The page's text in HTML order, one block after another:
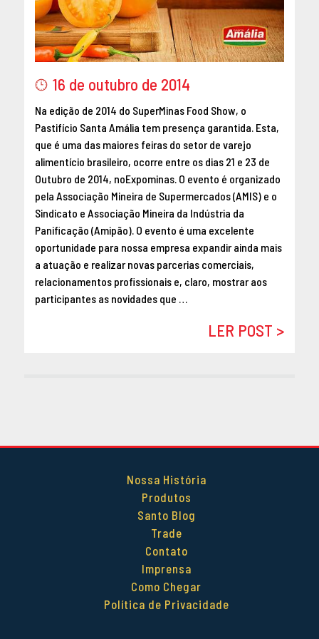
MAIO 2016
ABRIL 2016
MARÇO 2016
JANEIRO 2016
DEZEMBRO 2015
NOVEMBRO 2015
OUTUBRO 2015
SETEMBRO 2015
AGOSTO 2015
JULHO 2015
JUNHO 2015
ABRIL 2015
MARÇO 2015
FEVEREIRO 2015
16 de outubro de 2014
Na edição de 2014 do SuperMinas Food Show, o
Pastifício Santa Amália tem presença garantida. Esta,
que é uma das maiores feiras do setor de varejo
alimentício brasileiro, ocorre entre os dias 21 e 23 de
Outubro de 2014, noExpominas. O evento é organizado
pela Associação Mineira de Supermercados (AMIS) e o
Sindicato e Associação Mineira da Indústria da
Panificação (Amipão). O evento é uma excelente
oportunidade para nossa empresa expandir ainda mais
a atuação e realizar novas parcerias comerciais,
relacionamentos profissionais e, claro, mostrar aos
participantes as novidades que …
LER POST >
Nossa História
Produtos
Santo Blog
Trade
Contato
Imprensa
Como Chegar
Política de Privacidade